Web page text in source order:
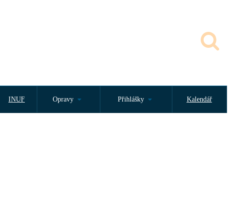
INUF Opravy Přihlášky Kalendář